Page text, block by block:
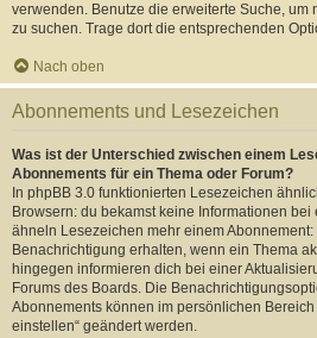
verwenden. Benutze die erweiterte Suche, um
zu suchen. Trage dort die entsprechenden
Nach oben
Abonnements und Lesezeichen
Was ist der Unterschied zwischen einem
Abonnements für ein Thema oder Forum?
In phpBB 3.0 funktionierten Lesezeichen
Browsern: du bekamst keine Informationen
ähneln Lesezeichen mehr einem Abonnement:
Benachrichtigung erhalten, wenn ein Thema
hingegen informieren dich bei einer
Forums des Boards. Die
Abonnements können im persönlichen
einstellen“ geändert werden.